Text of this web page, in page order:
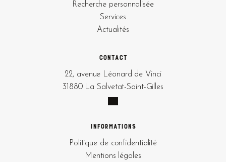
Recherche personnalisée
Services
Actualités
Contact
22, avenue Léonard de Vinci
31880 La Salvetat-Saint-Gilles
Informations
Politique de confidentialité
Mentions légales